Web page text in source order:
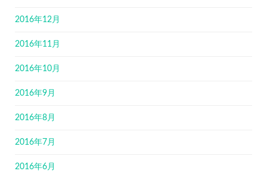
2016年12月
2016年11月
2016年10月
2016年9月
2016年8月
2016年7月
2016年6月